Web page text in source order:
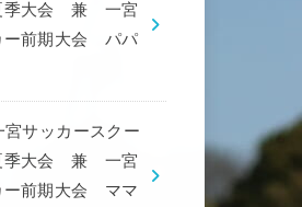
季大会 兼 一宮
ー前期大会 パパ
サッカースクー
季大会 兼 一宮
ー前期大会 ママ